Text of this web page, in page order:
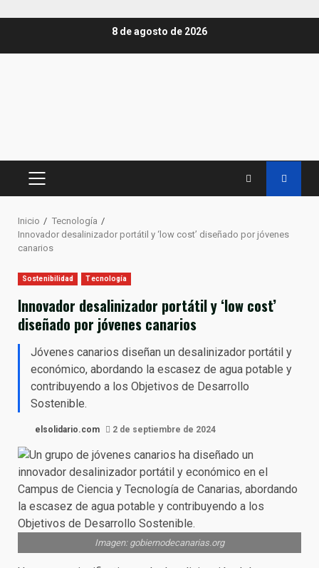
8 de agosto de 2026
MENÚ
Inicio
Tecnología
Innovador desalinizador portátil y ‘low cost’ diseñado por jóvenes
canarios
Sostenibilidad Tecnología
Innovador desalinizador portátil y ‘low cost’
diseñado por jóvenes canarios
Jóvenes canarios diseñan un desalinizador portátil y
económico, abordando la escasez de agua potable y
contribuyendo a los Objetivos de Desarrollo
Sostenible.
elsolidario.com 2 de septiembre de 2024
Imagen: gobiernodecanarias.org